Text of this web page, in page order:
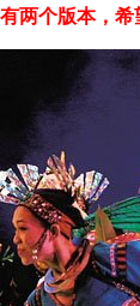
两个版本，希